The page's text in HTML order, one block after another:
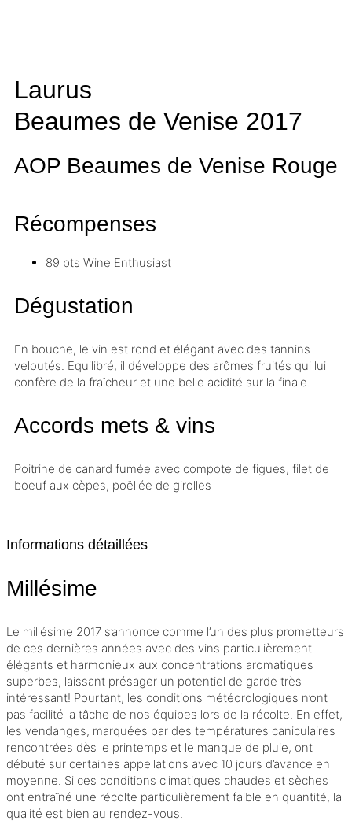
Laurus
Beaumes de Venise 2017
AOP Beaumes de Venise Rouge
Récompenses
89 pts Wine Enthusiast
Dégustation
En bouche, le vin est rond et élégant avec des tannins
veloutés. Equilibré, il développe des arômes fruités qui lui
confère de la fraîcheur et une belle acidité sur la finale.
Accords mets & vins
Poitrine de canard fumée avec compote de figues, filet de
boeuf aux cèpes, poëllée de girolles
Informations détaillées
Millésime
Le millésime 2017 s’annonce comme l’un des plus prometteurs
de ces dernières années avec des vins particulièrement
élégants et harmonieux aux concentrations aromatiques
superbes, laissant présager un potentiel de garde très
intéressant! Pourtant, les conditions météorologiques n’ont
pas facilité la tâche de nos équipes lors de la récolte. En effet,
les vendanges, marquées par des températures caniculaires
rencontrées dès le printemps et le manque de pluie, ont
débuté sur certaines appellations avec 10 jours d’avance en
moyenne. Si ces conditions climatiques chaudes et sèches
ont entraîné une récolte particulièrement faible en quantité, la
qualité est bien au rendez-vous.